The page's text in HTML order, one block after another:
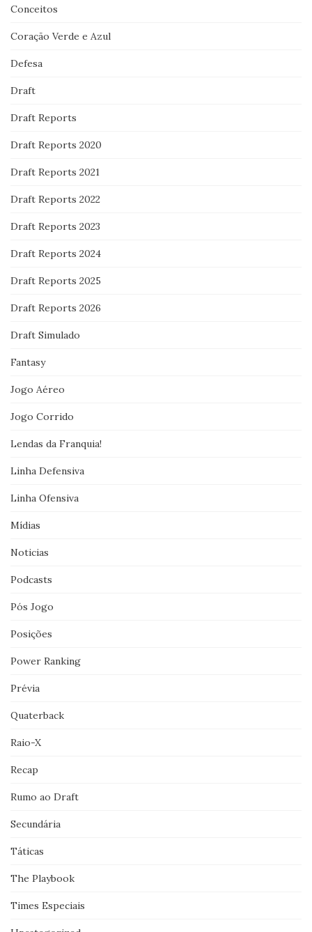
Conceitos
Coração Verde e Azul
Defesa
Draft
Draft Reports
Draft Reports 2020
Draft Reports 2021
Draft Reports 2022
Draft Reports 2023
Draft Reports 2024
Draft Reports 2025
Draft Reports 2026
Draft Simulado
Fantasy
Jogo Aéreo
Jogo Corrido
Lendas da Franquia!
Linha Defensiva
Linha Ofensiva
Mídias
Noticias
Podcasts
Pós Jogo
Posições
Power Ranking
Prévia
Quaterback
Raio-X
Recap
Rumo ao Draft
Secundária
Táticas
The Playbook
Times Especiais